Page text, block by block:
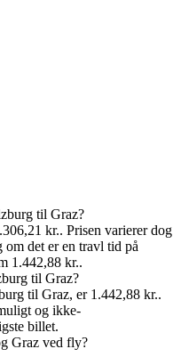
til Graz?
kr.. Prisen varierer dog
det er en travl tid på
1.442,88 kr..
til Graz?
til Graz, er 1.442,88 kr..
og ikke-
billet.
Graz ved fly?